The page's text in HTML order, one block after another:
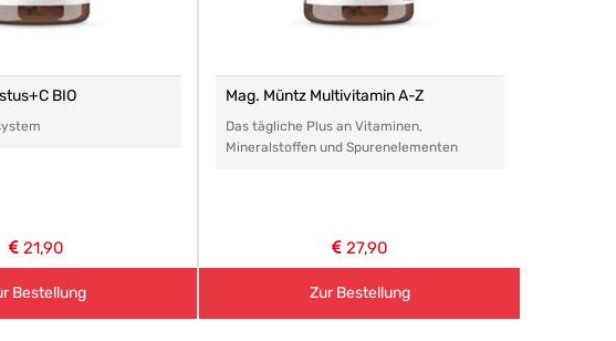
BIO
21,90
Bestellung
Mag. Müntz Multivitamin A-Z
Das tägliche Plus an Vitaminen,
Mineralstoffen und Spurenelementen
27,90
Zur Bestellung